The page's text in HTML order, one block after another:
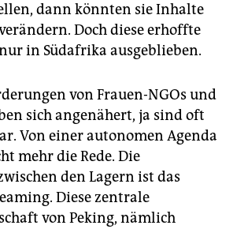
dann könnten sie Inhalte
Doch diese erhoffte
in Südafrika ausgeblieben.
von Frauen-NGOs und
sich angenähert, ja sind oft
Von einer autonomen Agenda
mehr die Rede. Die
den Lagern ist das
Diese zentrale
von Peking, nämlich